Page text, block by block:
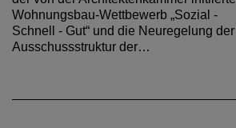
Wohnungsbau-Wettbewerb „Sozial -
Schnell - Gut“ und die Neuregelung der
Ausschussstruktur der…